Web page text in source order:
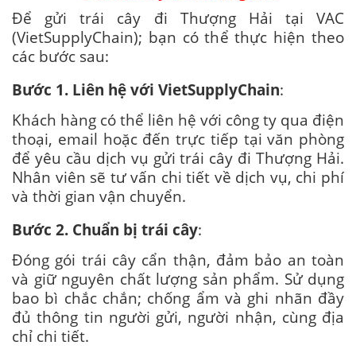
Để gửi trái cây đi Thượng Hải tại VAC
(VietSupplyChain); bạn có thể thực hiện theo
các bước sau:
Bước 1. Liên hệ với VietSupplyChain:
Khách hàng có thể liên hệ với công ty qua điện
thoại, email hoặc đến trực tiếp tại văn phòng
để yêu cầu dịch vụ gửi trái cây đi Thượng Hải.
Nhân viên sẽ tư vấn chi tiết về dịch vụ, chi phí
và thời gian vận chuyển.
Bước 2. Chuẩn bị trái cây:
Đóng gói trái cây cẩn thận, đảm bảo an toàn
và giữ nguyên chất lượng sản phẩm. Sử dụng
bao bì chắc chắn; chống ẩm và ghi nhãn đầy
đủ thông tin người gửi, người nhận, cùng địa
chỉ chi tiết.